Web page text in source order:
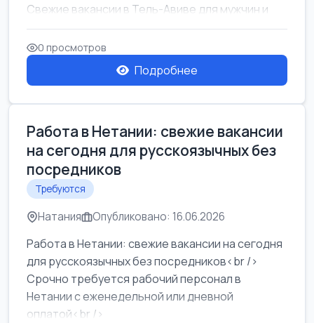
Свежие вакансии в Тель-Авиве для мужчин и
женщин от хозя...
0 просмотров
Подробнее
Работа в Нетании: свежие вакансии
на сегодня для русскоязычных без
посредников
Требуются
Натания Опубликовано: 16.06.2026
Работа в Нетании: свежие вакансии на сегодня
для русскоязычных без посредников<br />
Срочно требуется рабочий персонал в
Нетании с еженедельной или дневной
оплатой<br />